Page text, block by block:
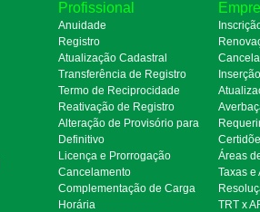
Profissional
Anuidade
Registro
Atualização Cadastral
Transferência de Registro
Termo de Reciprocidade
Reativação de Registro
Alteração de Provisório para
Definitivo
Licença e Prorrogação
Cancelamento
Complementação de Carga
Horária
Áreas
Taxas e
TRT x